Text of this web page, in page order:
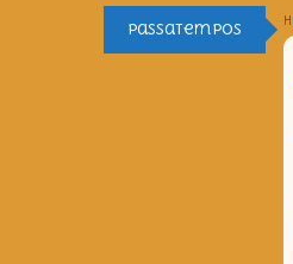
Passatempos